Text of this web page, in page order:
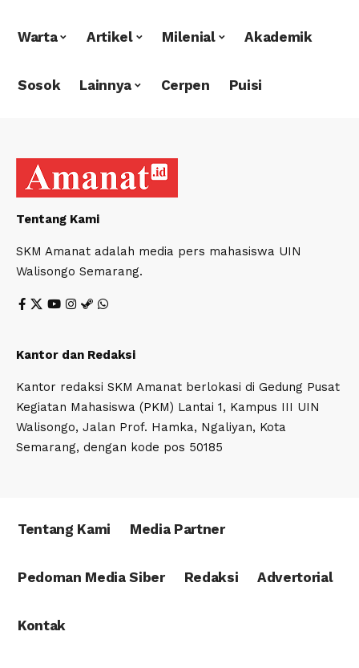
Warta Artikel Milenial Akademik
Sosok Lainnya Cerpen Puisi
Tentang Kami
SKM Amanat adalah media pers mahasiswa UIN
Walisongo Semarang.
Kantor dan Redaksi
Kantor redaksi SKM Amanat berlokasi di Gedung Pusat
Kegiatan Mahasiswa (PKM) Lantai 1, Kampus III UIN
Walisongo, Jalan Prof. Hamka, Ngaliyan, Kota
Semarang, dengan kode pos 50185
Tentang Kami Media Partner
Pedoman Media Siber Redaksi Advertorial
Kontak